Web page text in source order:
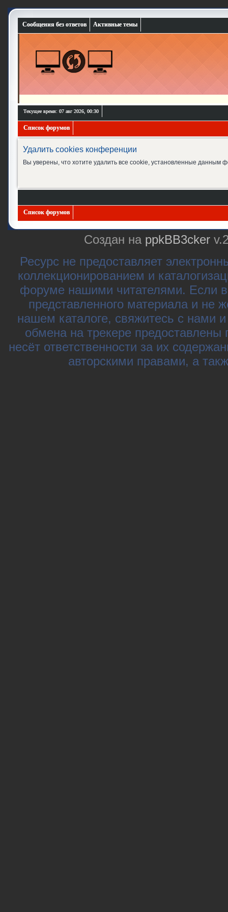
Сообщения без ответов Активные темы
Текущее время: 07 авг 2026, 00:30
Список форумов
Удалить cookies конференции
Вы уверены, что хотите удалить все cookie, установленные данным
Список форумов
Создан на ppkBB3cker
Ресурс не предоставляет
коллекционированием и
форуме нашими читателями. Если
представленного материала и не
нашем каталоге, свяжитесь с нами
обмена на трекере
несёт ответственности за их
авторскими правами, а